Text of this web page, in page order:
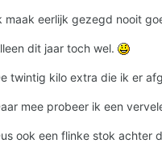
maak eerlijk gezegd nooit
dit jaar toch wel.
twintig kilo extra die ik er
mee probeer ik een
ook een flinke stok achter